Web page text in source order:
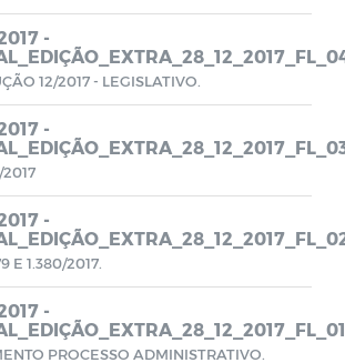
- LEI ALDIR BLANC
Despesas (COVID-19)
Receitas (COVID-19)
Termos de Adesão
de Cadastros
-
12/2017 - LEGISLATIVO.
-
2017
-
E 1.380/2017.
-
PROCESSO ADMINISTRATIVO.